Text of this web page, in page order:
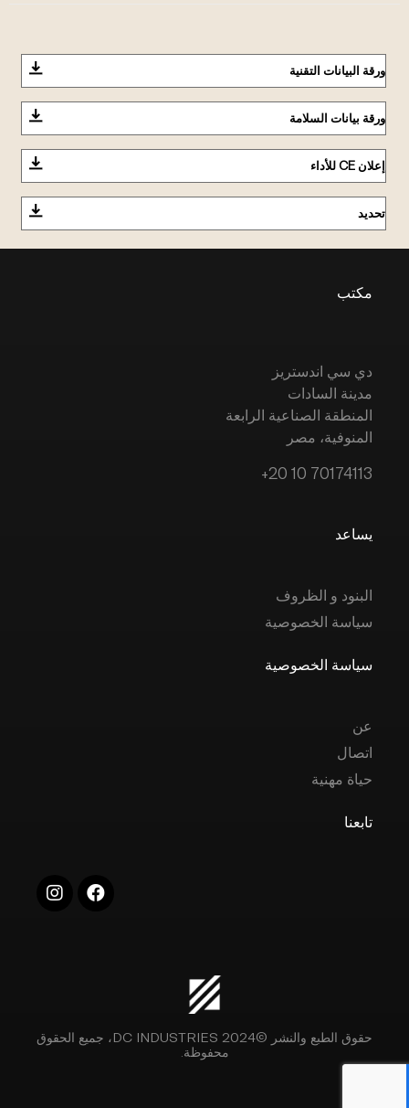
ورقة البيانات التقنية
ورقة بيانات السلامة
إعلان CE للأداء
تحديد
مكتب
دي سي اندستريز
مدينة السادات
المنطقة الصناعية الرابعة
المنوفية، مصر
+20 10 70174113
يساعد
البنود و الظروف
سياسة الخصوصية
سياسة الخصوصية
عن
اتصال
حياة مهنية
تابعنا
حقوق الطبع والنشر ©2024 DC INDUSTRIES، جميع الحقوق
محفوظة.